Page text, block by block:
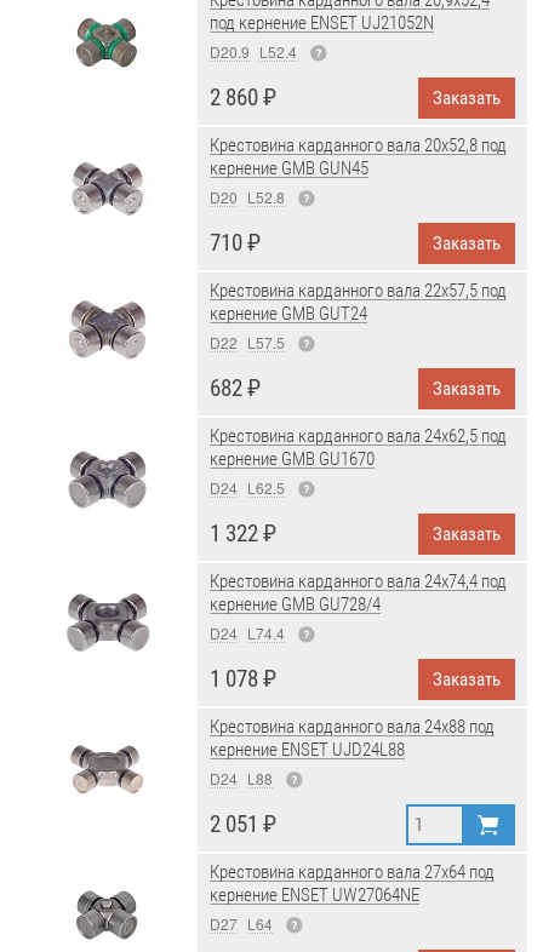
под кернение ENSET UJ21052N
D20.9 L52.4
2 860 ₽ Заказать
Крестовина карданного вала 20x52,8 под
кернение GMB GUN45
D20 L52.8
710 ₽ Заказать
Крестовина карданного вала 22x57,5 под
кернение GMB GUT24
D22 L57.5
682 ₽ Заказать
Крестовина карданного вала 24x62,5 под
кернение GMB GU1670
D24 L62.5
1 322 ₽ Заказать
Крестовина карданного вала 24x74,4 под
кернение GMB GU728/4
D24 L74.4
1 078 ₽ Заказать
Крестовина карданного вала 24x88 под
кернение ENSET UJD24L88
D24 L88
2 051 ₽
Крестовина карданного вала 27x64 под
кернение ENSET UW27064NE
D27 L64